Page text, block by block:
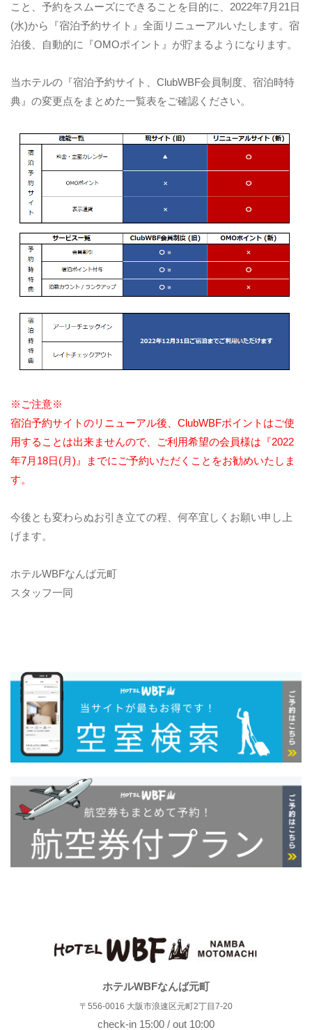
こと、予約をスムーズにできることを目的に、2022年7月21日
(水)から『宿泊予約サイト』全面リニューアルいたします。宿
泊後、自動的に『OMOポイント』が貯まるようになります。
当ホテルの『宿泊予約サイト、ClubWBF会員制度、宿泊時特
典』の変更点をまとめた一覧表をご確認ください。
※ご注意※
宿泊予約サイトのリニューアル後、ClubWBFポイントはご使
用することは出来ませんので、ご利用希望の会員様は『2022
年7月18日(月)』までにご予約いただくことをお勧めいたしま
す。
今後とも変わらぬお引き立ての程、何卒宜しくお願い申し上
げます。
ホテルWBFなんば元町
スタッフ一同
ホテルWBFなんば元町
〒556-0016 大阪市浪速区元町2丁目7-20
check-in 15:00 / out 10:00